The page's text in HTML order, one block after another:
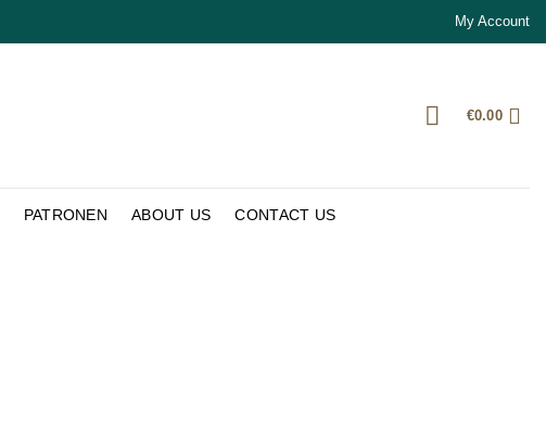
My Account
€0.00
PATRONEN ABOUT US CONTACT US